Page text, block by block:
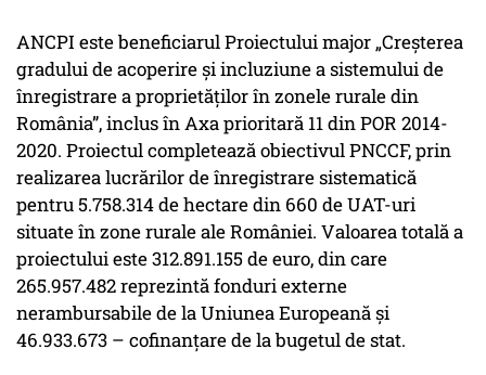
ANCPI este beneficiarul Proiectului major „Creșterea
gradului de acoperire și incluziune a sistemului de
înregistrare a proprietăților în zonele rurale din
România”, inclus în Axa prioritară 11 din POR 2014-
2020. Proiectul completează obiectivul PNCCF, prin
realizarea lucrărilor de înregistrare sistematică
pentru 5.758.314 de hectare din 660 de UAT-uri
situate în zone rurale ale României. Valoarea totală a
proiectului este 312.891.155 de euro, din care
265.957.482 reprezintă fonduri externe
nerambursabile de la Uniunea Europeană și
46.933.673 – cofinanțare de la bugetul de stat.